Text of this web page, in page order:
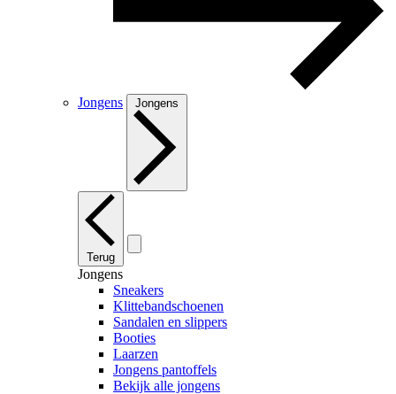
Jongens Jongens
Terug
Jongens
Sneakers
Klittebandschoenen
Sandalen en slippers
Booties
Laarzen
Jongens pantoffels
Bekijk alle jongens